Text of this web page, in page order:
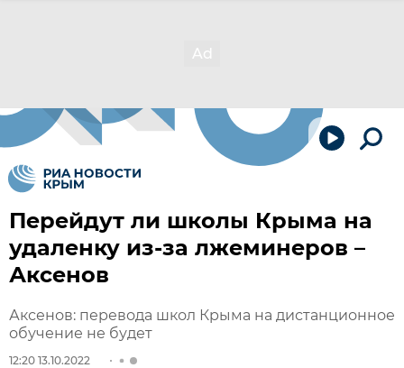
Перейдут ли школы Крыма на
удаленку из-за лжеминеров –
Аксенов
Аксенов: перевода школ Крыма на дистанционное
обучение не будет
12:20 13.10.2022